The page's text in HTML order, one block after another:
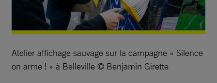
Atelier affichage sauvage sur la campagne « Silence
on arme ! » à Belleville © Benjamin Girette